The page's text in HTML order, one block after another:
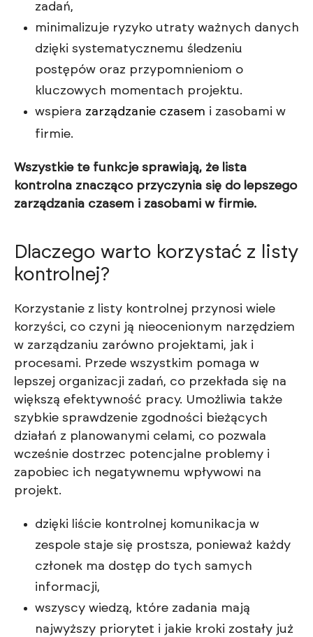
zadań,
minimalizuje ryzyko utraty ważnych danych
dzięki systematycznemu śledzeniu
postępów oraz przypomnieniom o
kluczowych momentach projektu.
wspiera zarządzanie czasem i zasobami w
firmie.
Wszystkie te funkcje sprawiają, że lista
kontrolna znacząco przyczynia się do lepszego
zarządzania czasem i zasobami w firmie.
Dlaczego warto korzystać z listy
kontrolnej?
Korzystanie z listy kontrolnej przynosi wiele
korzyści, co czyni ją nieocenionym narzędziem
w zarządzaniu zarówno projektami, jak i
procesami. Przede wszystkim pomaga w
lepszej organizacji zadań, co przekłada się na
większą efektywność pracy. Umożliwia także
szybkie sprawdzenie zgodności bieżących
działań z planowanymi celami, co pozwala
wcześnie dostrzec potencjalne problemy i
zapobiec ich negatywnemu wpływowi na
projekt.
dzięki liście kontrolnej komunikacja w
zespole staje się prostsza, ponieważ każdy
członek ma dostęp do tych samych
informacji,
wszyscy wiedzą, które zadania mają
najwyższy priorytet i jakie kroki zostały już